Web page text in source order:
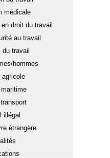
médicale
droit du travail
au travail
du travail
hommes
agricole
illégal
étrangère